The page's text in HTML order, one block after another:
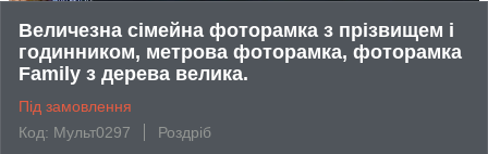
Величезна сімейна фоторамка з прізвищем і
годинником, метрова фоторамка, фоторамка
Family з дерева велика.
Під замовлення
Код: Мульт0297
Роздріб